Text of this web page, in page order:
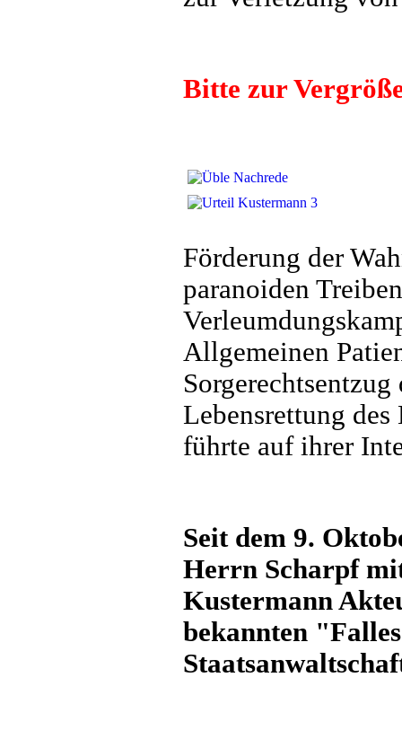
Bitte zur
Förderung der
paranoiden
Allgemeinen
Lebensrettung
führte auf ihrer
Seit dem 9.
Herrn Scharpf
Kustermann
bekannten